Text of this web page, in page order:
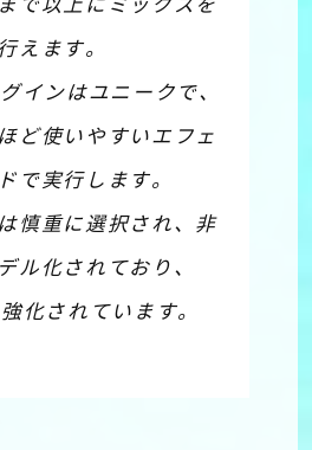
で以上にミックスを
えます。
インはユニークで、
ど使いやすいエフェ
で実行します。
慎重に選択され、非
ル化されており、
化されています。